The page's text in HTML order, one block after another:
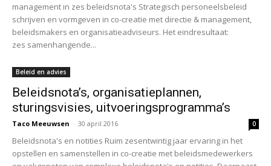
management in zes beleidsnota's Strategisch personeelsbeleid
schrijven en vormgeven in co-creatie met directie & management,
beleidsmakers en organisatieadviseurs. Het eindresultaat:
zes samenhangende...
Beleid en advies
Beleidsnota’s, organisatieplannen,
sturingsvisies, uitvoeringsprogramma’s
Taco Meeuwsen - 30 april 2016 0
Beleidsnota's en notities Ruim zesentwintig jaar ervaring in het
opstellen en samenstellen in co-creatie met beleidsmedewerkers